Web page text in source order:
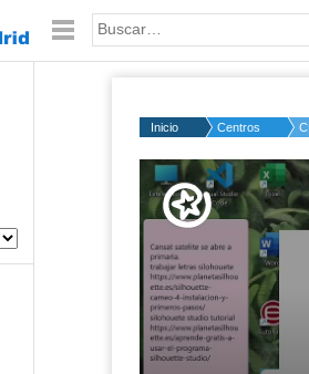
Palabra o frase:
Inicio Centros
Volume
50%